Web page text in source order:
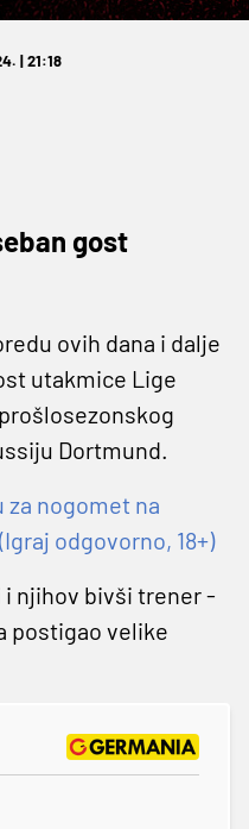
| 21:18
gost
ovih dana i dalje
utakmice Lige
Dortmund.
nogomet na
odgovorno, 18+)
njihov bivši trener -
postigao velike